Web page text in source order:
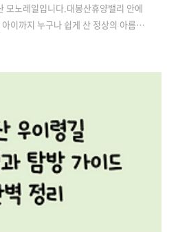
모노레일입니다.대봉산휴양밸리 안에
이까지 누구나 쉽게 산 정상의 아름다
지예요. 특히 단풍철과 봄꽃 시즌에
준으로 대봉산 모노레일 예약 방법, 운
모노레일 탑승까지 과정 4. 대봉산 모
노레일 예약하기1. 대봉산 모노레..